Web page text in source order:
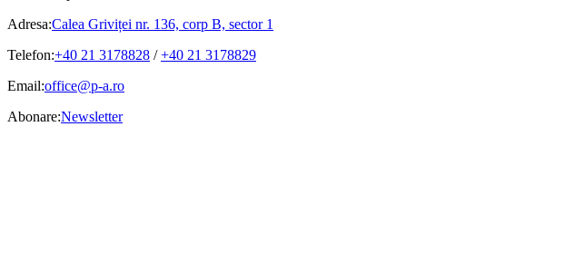
Adresa:Calea Griviței nr. 136, corp B, sector 1
Telefon:+40 21 3178828 /+40 21 3178829
Email:office@p-a.ro
Abonare:Newsletter